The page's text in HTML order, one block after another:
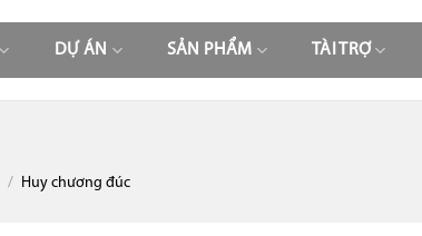
DỰ ÁN SẢN PHẨM TÀI TRỢ
/ Huy chương đúc